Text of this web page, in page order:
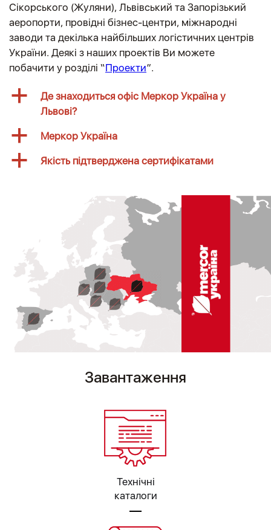
Сікорського (Жуляни), Львівський та Запорізький
аеропорти, провідні бізнес-центри, міжнародні
заводи та декілька найбільших логістичних центрів
України. Деякі з наших проектів Ви можете
побачити у розділі “Проекти”.
a
Де знаходиться офіс Меркор Україна у
Львові?
a Меркор Україна
a Якість підтверджена сертифікатами
Завантаження
Технічні
каталоги